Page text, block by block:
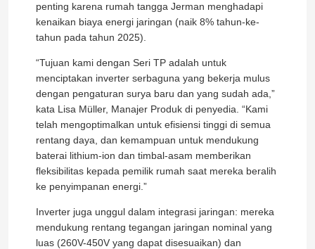
penting karena rumah tangga Jerman menghadapi
kenaikan biaya energi jaringan (naik 8% tahun-ke-
tahun pada tahun 2025).
“Tujuan kami dengan Seri TP adalah untuk
menciptakan inverter serbaguna yang bekerja mulus
dengan pengaturan surya baru dan yang sudah ada,”
kata Lisa Müller, Manajer Produk di penyedia. “Kami
telah mengoptimalkan untuk efisiensi tinggi di semua
rentang daya, dan kemampuan untuk mendukung
baterai lithium-ion dan timbal-asam memberikan
fleksibilitas kepada pemilik rumah saat mereka beralih
ke penyimpanan energi.”
Inverter juga unggul dalam integrasi jaringan: mereka
mendukung rentang tegangan jaringan nominal yang
luas (260V-450V yang dapat disesuaikan) dan